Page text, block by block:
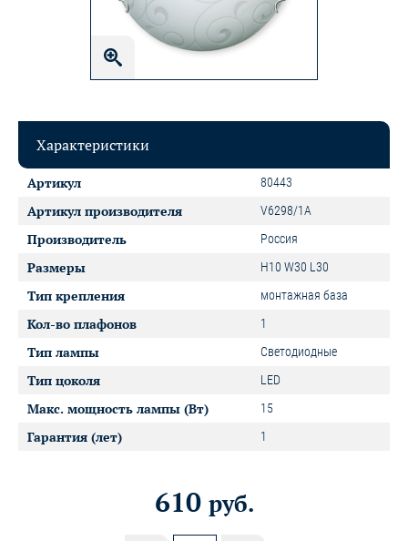
Характеристики
Артикул 80443
Артикул производителя V6298/1A
Производитель Россия
Размеры H10 W30 L30
Тип крепления монтажная база
Кол-во плафонов 1
Тип лампы Светодиодные
Тип цоколя LED
Макс. мощность лампы (Вт) 15
Гарантия (лет) 1
610 руб.